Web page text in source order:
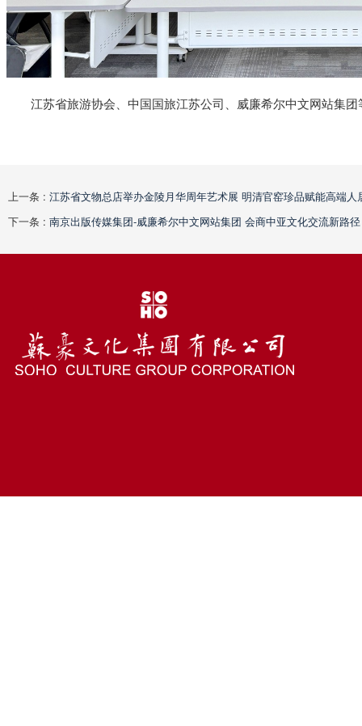
江苏省旅游协会、中国国旅江苏公司、威廉希尔中文网站集
上一条 : 江苏省文物总店举办金陵月华周年艺术展 明清官窑珍品赋能高端人
下一条 : 南京出版传媒集团-威廉希尔中文网站集团 会商中亚文化交流新路径